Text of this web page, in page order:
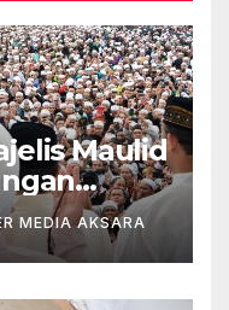
Maulid
MEDIA AKSARA